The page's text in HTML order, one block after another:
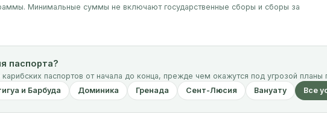
Минимальные суммы не включают государственные сборы и сборы за
паспорта?
паспортов от начала до конца, прежде чем окажутся под угрозой
и Барбуда Доминика Гренада Сент-Люсия Вануату Все